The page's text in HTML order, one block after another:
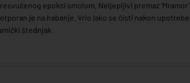
epoksi smolom. Neljepljivi premaz ‘Mramor’
je na habanje. Vrlo lako se čisti nakon upotrebe.
štednjak.